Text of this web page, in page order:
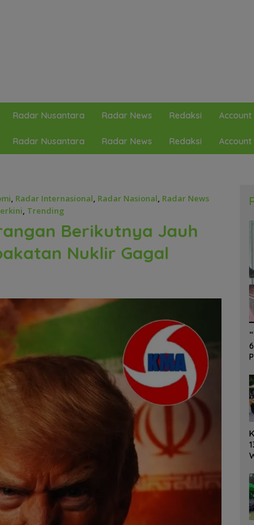
Radar Nusantara Radar News Redaksi Account
Radar Nusantara Radar News Redaksi Account
, Radar Internasional, Radar Nasional, Radar News
, Trending
Berikutnya Jauh
Nuklir Gagal